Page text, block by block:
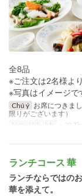
全8品
※ご注文は2名様よ
※写真はイメージで
Chú ý お席につきま
限りがございます）
Ngày Hiệu lực
~ 30
ランチコース 華
ランチならではの
華を添えて。